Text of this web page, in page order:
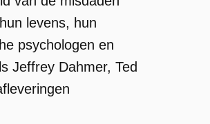
levens, hun
psychologen en
Jeffrey Dahmer, Ted